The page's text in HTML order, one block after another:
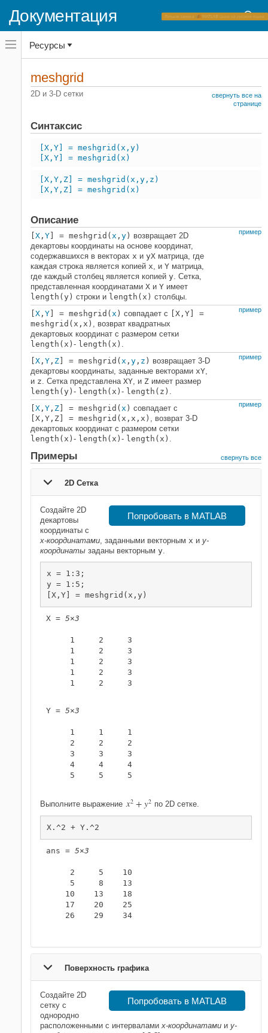
Документация
Переключатель
навигационного
меню
переключатель
навигационного
MATLAB
Математика
meshgrid
Синтаксис
Описание
Примеры
Входные параметры
Выходные аргументы
Больше о
Расширенные возможности
Смотрите также
Ресурсы
meshgrid
2D и 3-D сетки
свернуть все на
странице
Синтаксис
[X,Y] = meshgrid(x,y)
[X,Y] = meshgrid(x)
[X,Y,Z] = meshgrid(x,y,z)
[X,Y,Z] = meshgrid(x)
Описание
пример
X , Y ] = meshgrid( x , y ) возвращает 2D
декартовы координаты на основе координат,
содержавшихся в векторах x и yX матрица, где
каждая строка является копией x, и Y матрица,
где каждый столбец является копией y. Сетка,
представленная координатами X и Y имеет
length(y) строки и length(x) столбцы.
пример
X , Y ] = meshgrid( x ) совпадает с
[X,Y] =
meshgrid(x,x) , возврат квадратных
декартовых координат с размером сетки
length(x) - length(x) .
пример
X , Y , Z ] = meshgrid( x , y , z ) возвращает 3-D
декартовы координаты, заданные векторами xY,
и z. Сетка представлена XY, и Z имеет размер
length(y) - length(x) - length(z) .
пример
X , Y , Z ] = meshgrid( x ) совпадает с
[X,Y,Z] = meshgrid(x,x,x) , возврат 3-D
декартовых координат с размером сетки
length(x) - length(x) - length(x) .
Примеры свернуть все
2D Сетка
Попробовать в MATLAB
Создайте 2D
декартовы
координаты с
x-координатами, заданными векторным x и y-
координаты заданы векторным y.
x = 1:3;
y = 1:5;
[X,Y] = meshgrid(x,y)
X = 5×3
     1     2     3
     1     2     3
     1     2     3
     1     2     3
     1     2     3
Y = 5×3
     1     1     1
     2     2     2
     3     3     3
     4     4     4
     5     5     5
Выполните выражение x2 +y2 по 2D сетке.
X.^2 + Y.^2
ans = 5×3
     2     5    10
     5     8    13
    10    13    18
    17    20    25
    26    29    34
Поверхность графика
Попробовать в MATLAB
Создайте 2D
сетку с
однородно
расположенными с интервалами x-координатами и y-